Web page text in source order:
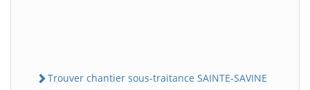
Trouver chantier sous-traitance SAINTE-SAVINE